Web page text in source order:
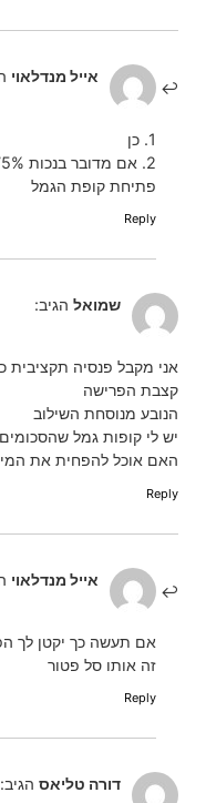
אייל מנדלאוי
1. כן
פתיחת קופת הגמל
Reply
שמואל הגיב:
אני מקבל פנסיה תקציבית
קצבת הפרישה
הנובע מנוסחת השילוב
יש לי קופות גמל שהסכומים שנצברו
האם אוכל להפחית את
Reply
אייל מנדלאוי
אם תעשה כך יקטן לך
זה אותו סל פטור
Reply
דורה טליאס הגיב: